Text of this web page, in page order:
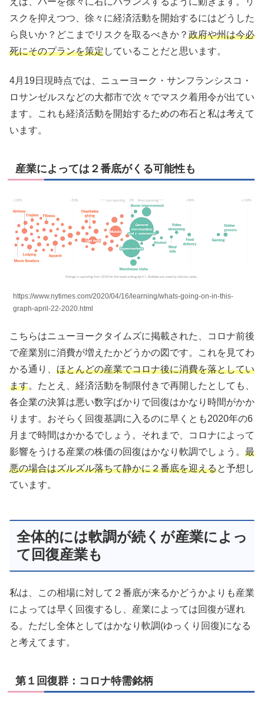
スクを抑えつつ、徐々に経済活動を開始するにはどうした
ら良いか？どこまでリスクを取るべきか？ 政府や州は今必
死にそのプランを策定していることだと思います。
4月19日現時点では、ニューヨーク・サンフランシスコ・
ロサンゼルスなどの大都市で次々でマスク着用令が出てい
ます。これも経済活動を開始するための布石と私は考えて
います。
産業によっては２番底がくる可能性も
https://www.nytimes.com/2020/04/16/learning/whats-going-on-in-this-
graph-april-22-2020.html
こちらはニューヨークタイムズに掲載された、コロナ前後
で産業別に消費が増えたかどうかの図です。これを見てわ
かる通り、 ほとんどの産業でコロナ後に消費を落としてい
ます。たとえ、経済活動を制限付きで再開したとしても、
各企業の決算は悪い数字ばかりで回復はかなり時間がかか
ります。おそらく回復基調に入るのに早くとも2020年の6
月まで時間はかかるでしょう。それまで、コロナによって
影響をうける産業の株価の回復はかなり軟調でしょう。 最
悪の場合はズルズル落ちて静かに２番底を迎えると予想し
ています。
全体的には軟調が続くが産業によっ
て回復産業も
私は、この相場に対して２番底が来るかどうかよりも産業
によっては早く回復するし、産業によっては回復が遅れ
る。ただし全体としてはかなり軟調(ゆっくり回復)になる
と考えてます。
第１回復群：コロナ特需銘柄